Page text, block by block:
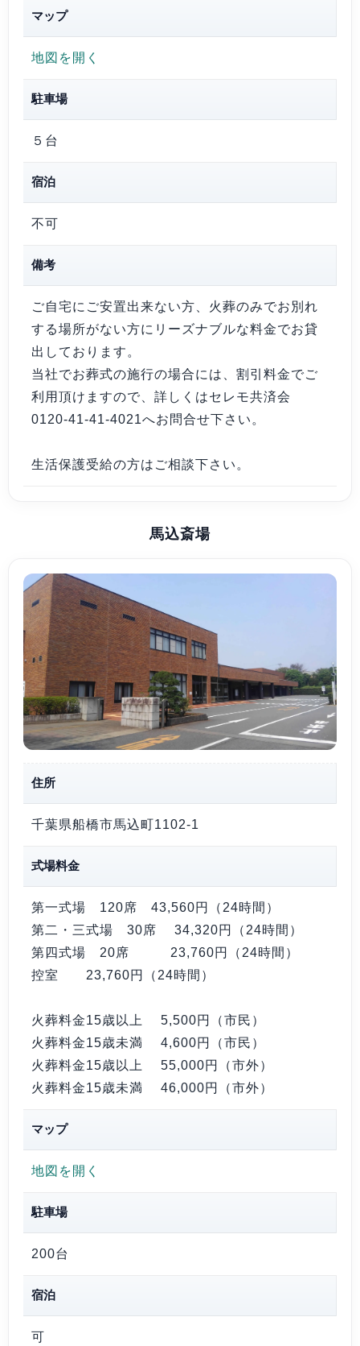
マップ
地図を開く
駐車場
５台
宿泊
不可
備考
ご自宅にご安置出来ない方、火葬のみでお別れ
する場所がない方にリーズナブルな料金でお貸
出しております。
当社でお葬式の施行の場合には、割引料金でご
利用頂けますので、詳しくはセレモ共済会
0120-41-41-4021へお問合せ下さい。
生活保護受給の方はご相談下さい。
馬込斎場
住所
千葉県船橋市馬込町1102-1
式場料金
第一式場 120席 43,560円（24時間）
第二・三式場 30席
34,320円（24時間）
第四式場 20席
23,760円（24時間）
控室
23,760円（24時間）
火葬料金15歳以上
5,500円（市民）
火葬料金15歳未満
4,600円（市民）
火葬料金15歳以上
55,000円（市外）
火葬料金15歳未満
46,000円（市外）
マップ
地図を開く
駐車場
200台
宿泊
可